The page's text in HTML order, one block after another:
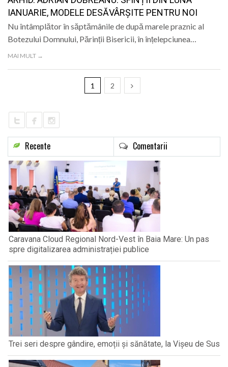
IANUARIE, MODELE DESĂVÂRȘITE PENTRU NOI
Nu întâmplător în săptămânile de după marele praznic al
Botezului Domnului, Părinții Bisericii, în înțelepciunea…
MAI MULT →
1 2
Recente Comentarii
Caravana Cloud Regional Nord-Vest în Baia Mare: Un pas
spre digitalizarea administrației publice
Trei seri despre gândire, emoții și sănătate, la Vișeu de Sus